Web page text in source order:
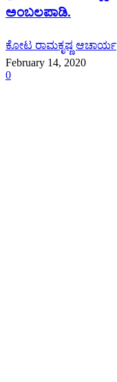
ಅಂಬಲಪಾಡಿ.
ಕೋಟ ರಾಮಕೃಷ್ಣ ಆಚಾರ್ಯ
February 14, 2020
0